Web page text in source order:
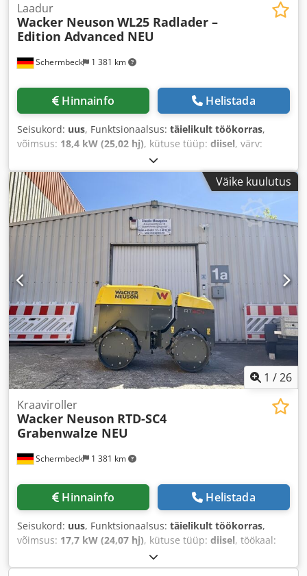
Schermbeck 1 381 km
Laadur
Wacker Neuson WL25 Radlader –
Edition Advanced NEU
Hinnainfo Helistada
Seisukord: uus, Funktsionaalsus: täielikult töökorras,
võimsus: 18,4 kW (25,02 hj), kütuse tüüp: diisel, värv:
, töökaal:
suurus:10x16,5 EM ET 0, rehvi seisukord:100 protsent,
kopa mahu:
, kaevamiskopa laius:1 450 mm,
Ehitusaasta:2026 , Varustus:UVV ohutuskontroll,
alusekahvlid, diferentsiaali lukk, haagise haakeseade,
hüdraulika, kabiin, nelikvedu, standardkopp, täiendavad
Väike kuulutus
1 /26
Schermbeck 1 381 km
Kraaviroller
Wacker Neuson RTD-SC4
Grabenwalze NEU
Hinnainfo Helistada
Seisukord: uus, Funktsionaalsus: täielikult töökorras,
võimsus: 17,7 kW (24,07 hj), kütuse tüüp: diisel, töökaal: